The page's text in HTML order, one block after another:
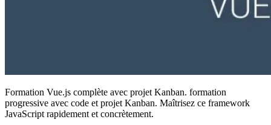
Formation Vue.js complète avec projet Kanban. formation
progressive avec code et projet Kanban. Maîtrisez ce framework
JavaScript rapidement et concrètement.